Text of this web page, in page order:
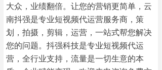
大众，业绩翻倍。让您的营销更简单，云
南抖强是专业短视频代运营服务商，策
划，拍摄，剪辑，运营，一站式帮您解决
您的问题。抖强科技是专业短视频代运
营，全行业支持，流量是一切生意的本